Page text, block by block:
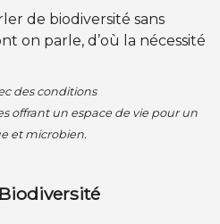
de biodiversité sans
on parle, d’où la nécessité
des conditions
offrant un espace de vie pour un
et microbien.